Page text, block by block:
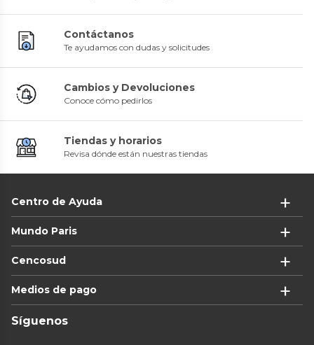
Contáctanos
Te ayudamos con dudas y solicitudes
Cambios y Devoluciones
Conoce cómo pedirlos
Tiendas y horarios
Revisa dónde están nuestras tiendas
Centro de Ayuda
Mundo Paris
Cencosud
Medios de pago
Síguenos